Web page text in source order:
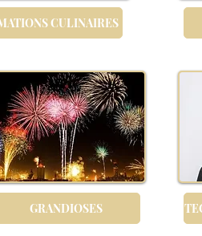
CULINAIRES
GRANDIOSES